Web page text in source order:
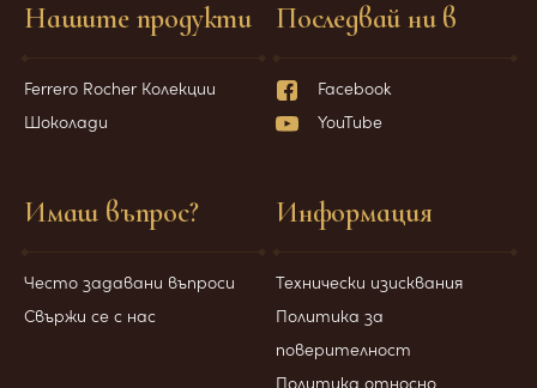
Нашите продукти
Ferrero Rocher Колекции
Шоколади
Имаш въпрос?
Често задавани въпроси
Свържи се с нас
Информация
Технически изисквания
Политика за
поверителност
Политика относно
Последвай ни в
Facebook
YouTube